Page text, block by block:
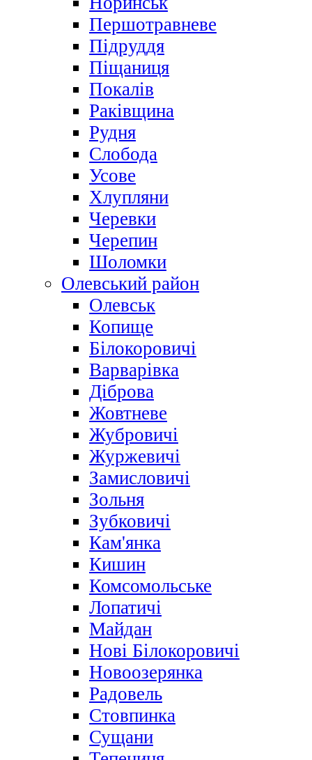
Першотравневе
Підруддя
Піщаниця
Покалів
Раківщина
Рудня
Слобода
Усове
Хлупляни
Черевки
Черепин
Шоломки
Олевський район
Олевськ
Копище
Білокоровичі
Варварівка
Діброва
Жовтневе
Жубровичі
Журжевичі
Замисловичі
Зольня
Зубковичі
Кам'янка
Кишин
Комсомольське
Лопатичі
Майдан
Нові Білокоровичі
Новоозерянка
Радовель
Стовпинка
Сущани